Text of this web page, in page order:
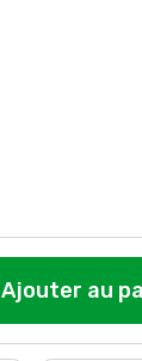
Ajouter au